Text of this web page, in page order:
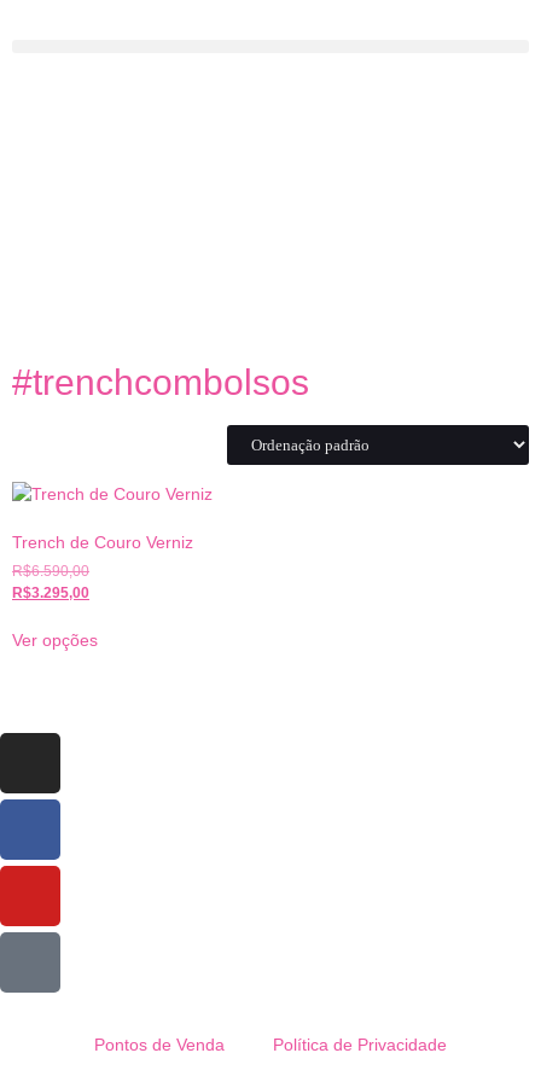
#trenchcombolsos
Trench de Couro Verniz
R$6.590,00
R$3.295,00
Ver opções
Pontos de Venda Política de Privacidade